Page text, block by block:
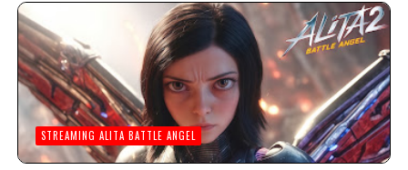
STREAMING ALITA BATTLE ANGEL